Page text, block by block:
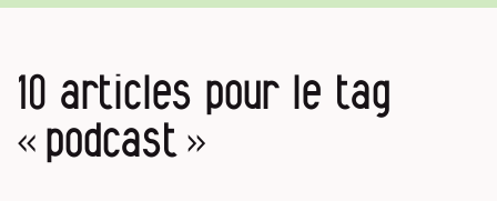
10 articles pour le tag
« podcast »